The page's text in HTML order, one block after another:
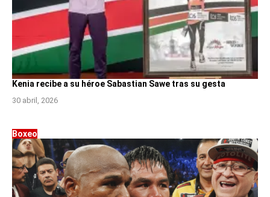
Kenia recibe a su héroe Sabastian Sawe tras su gesta
30 abril, 2026
Boxeo